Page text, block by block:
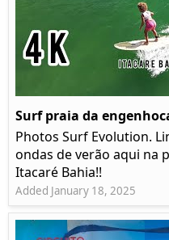
Surf praia da
Photos Surf Evolution.
ondas de verão aqui na
Itacaré Bahia!!
Added January 18, 2025